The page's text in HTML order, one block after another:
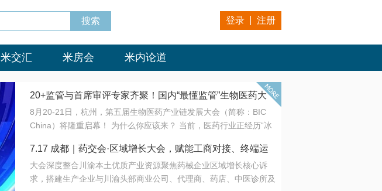
登录 注册
米交汇 米房会 米内论道
20+监管与首席审评专家齐聚！国内“最懂监管”生物医药大
会8月开幕！
8月20-21日，杭州，第五届生物医药产业链发展大会（简称：BIC
China）将隆重启幕！ 为什么你应该来？ 当前，医药行业正经历“冰
法正重新定义研发效率；另一端是创新药“最后一公里”的支付与入院
难题，呼唤更成熟的产业生态。 同质化“内卷”已无出路，全产业链协
同与出海能力建设才是破局关键。 本届大会以 “重构生态，定义未
7.17 成都｜药交会·区域增长大会，赋能工商对接、终端运
营
大会深度整合川渝本土优质产业资源聚焦药械企业区域增长核心诉
求，搭建生产企业与川渝头部商业公司、代理商、药店、中医诊所及